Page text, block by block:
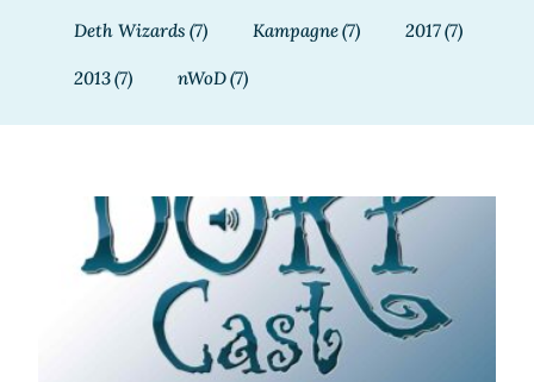
Deth Wizards (7) Kampagne(7) 2017(7)
2013(7) nWoD(7)
DORPCast 202: Magus: die
Erleuchtung